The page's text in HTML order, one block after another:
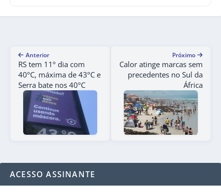
Anterior
RS tem 11º dia com
40ºC, máxima de 43ºC e
Serra bate nos 40ºC
Próximo
Calor atinge marcas sem
precedentes no Sul da
África
ACESSO ASSINANTE